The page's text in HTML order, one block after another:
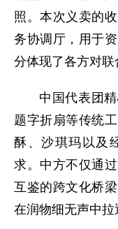
照。本次义卖的
务协调厅，用于
分体现了各方对联
中国代表团
题字折扇等传统
酥、沙琪玛以及
求。中方不仅通
互鉴的跨文化桥
在润物细无声中拉